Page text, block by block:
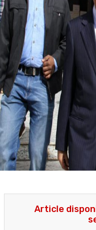
Article